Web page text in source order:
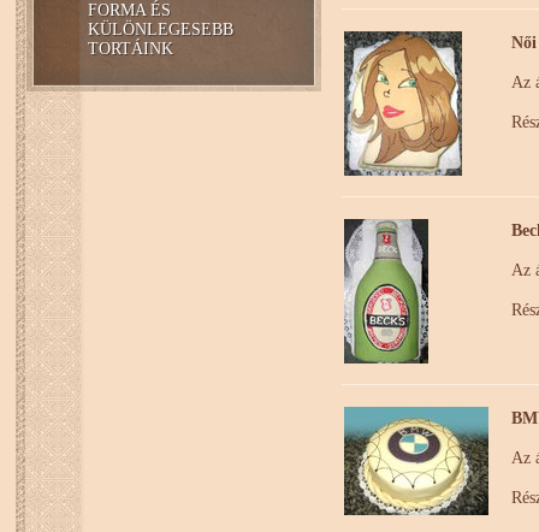
FORMA ÉS
KÜLÖNLEGESEBB
TORTÁINK
Az
Az
Az